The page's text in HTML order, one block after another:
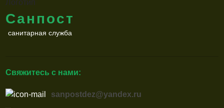
Санпост
санитарная служба
Свяжитесь с нами:
sanpostdez@yandex.ru